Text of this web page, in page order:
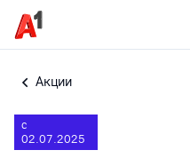
Акции
с
02.07.2025